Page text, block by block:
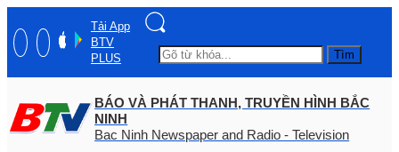
Tải App
BTV
PLUS
Tìm
BÁO VÀ PHÁT THANH, TRUYỀN HÌNH BẮC
NINH
Bac Ninh Newspaper and Radio - Television